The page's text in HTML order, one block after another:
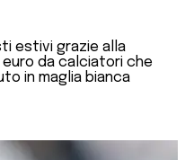
estivi grazie alla
euro da calciatori che
in maglia bianca